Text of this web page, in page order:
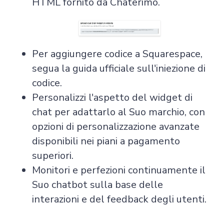
Per aggiungere codice a Squarespace,
segua la guida ufficiale sull'iniezione di
codice.
Personalizzi l'aspetto del widget di
chat per adattarlo al Suo marchio, con
opzioni di personalizzazione avanzate
disponibili nei piani a pagamento
superiori.
Monitori e perfezioni continuamente il
Suo chatbot sulla base delle
interazioni e del feedback degli utenti.